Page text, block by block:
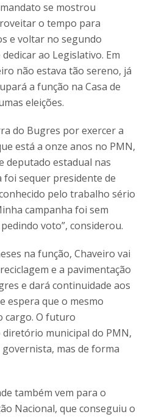
se mostrou
o tempo para
e voltar no segundo
ao Legislativo. Em
não estava tão sereno, já
a função na Casa de
eleições.
do Bugres por exercer a
está a onze anos no PMN,
deputado estadual nas
foi sequer presidente de
pelo trabalho sério
campanha foi sem
voto”, considerou.
na função, Chaveiro vai
e a pavimentação
e dará continuidade aos
espera que o mesmo
cargo. O futuro
municipal do PMN,
mas de forma
também vem para o
Nacional, que conseguiu o